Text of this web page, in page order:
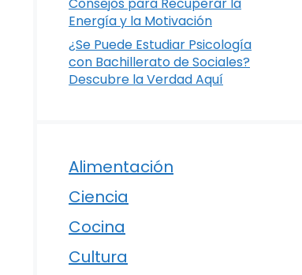
Energía y la Motivación
¿Se Puede Estudiar Psicología
con Bachillerato de Sociales?
Descubre la Verdad Aquí
Alimentación
Ciencia
Cocina
Cultura